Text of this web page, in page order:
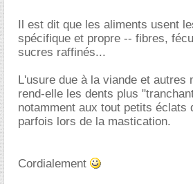
Il est dit que les aliments usent
spécifique et propre -- fibres,
sucres raffinés...
L'usure due à la viande et autres
rend-elle les dents plus
notamment aux tout petits éclats
parfois lors de la mastication.
Cordialement